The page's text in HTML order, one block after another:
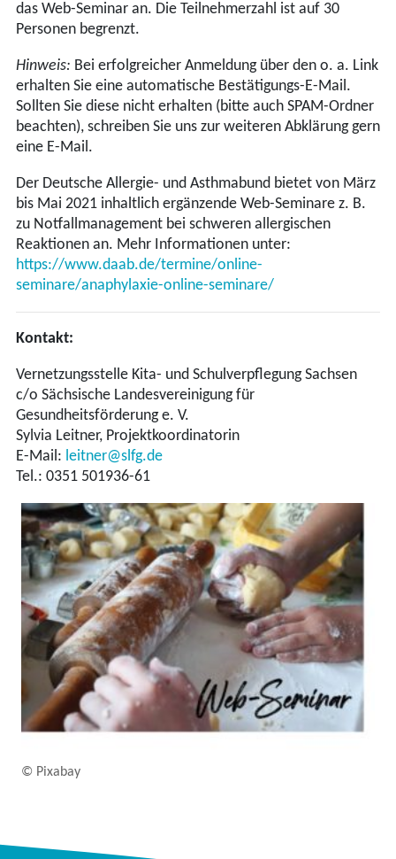
das Web-Seminar an. Die Teilnehmerzahl ist auf 30
Personen begrenzt.
Hinweis: Bei erfolgreicher Anmeldung über den o. a. Link
erhalten Sie eine automatische Bestätigungs-E-Mail.
Sollten Sie diese nicht erhalten (bitte auch SPAM-Ordner
beachten), schreiben Sie uns zur weiteren Abklärung gern
eine E-Mail.
Der Deutsche Allergie- und Asthmabund bietet von März
bis Mai 2021 inhaltlich ergänzende Web-Seminare z. B.
zu Notfallmanagement bei schweren allergischen
Reaktionen an. Mehr Informationen unter:
https://www.daab.de/termine/online-
seminare/anaphylaxie-online-seminare/
Kontakt:
Vernetzungsstelle Kita- und Schulverpflegung Sachsen
c/o Sächsische Landesvereinigung für
Gesundheitsförderung e. V.
Sylvia Leitner, Projektkoordinatorin
E-Mail: leitner@slfg.de
Tel.: 0351 501936-61
© Pixabay